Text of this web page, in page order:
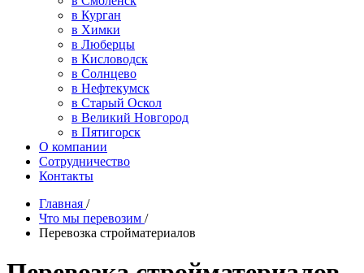
в Курган
в Химки
в Люберцы
в Кисловодск
в Солнцево
в Нефтекумск
в Старый Оскол
в Великий Новгород
в Пятигорск
О компании
Сотрудничество
Контакты
Главная /
Что мы перевозим /
Перевозка стройматериалов